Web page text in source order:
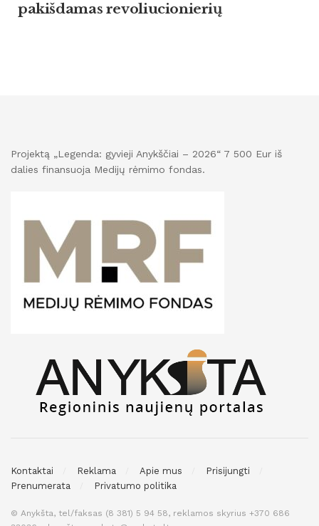
pakišdamas revoliucionierių
Projektą „Legenda: gyvieji Anykščiai – 2026“ 7 500 Eur iš
dalies finansuoja Medijų rėmimo fondas.
Kontaktai Reklama Apie mus
Prisijungti
Prenumerata
Privatumo politika
© Anykšta, tel/faksas (8 381) 5 94 58, reklamos skyrius +370 686